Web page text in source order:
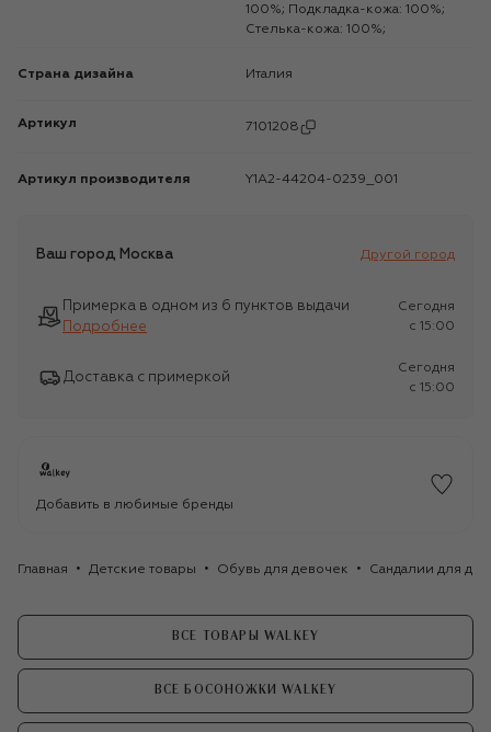
100%; Подкладка-кожа: 100%;
Стелька-кожа: 100%;
Страна дизайна Италия
Артикул 7101208
Артикул производителя Y1A2-44204-0239_001
Ваш город Москва Другой город
Примерка в одном из 6 пунктов выдачи
Подробнее
Сегодня
c 15:00
Доставка с примеркой
Сегодня
c 15:00
Добавить в любимые бренды
Главная Детские товары Обувь для девочек Сандалии для
ВСЕ ТОВАРЫ WALKEY
ВСЕ БОСОНОЖКИ WALKEY